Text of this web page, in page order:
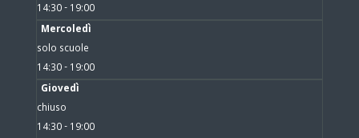
14:30 - 19:00
Mercoledì
solo scuole
14:30 - 19:00
Giovedì
chiuso
14:30 - 19:00